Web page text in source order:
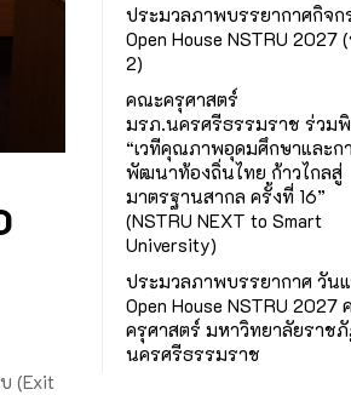
(Exit
ประมวลภาพบรรยากาศกิจก
Open House NSTRU 2027
2)
คณะครุศาสตร์
มรภ.นครศรีธรรมราช ร่วมพิ
“เวทีคุณภาพอุดมศึกษาและก
พัฒนาท้องถิ่นไทย ก้าวไกลสู่
มาตรฐานสากล ครั้งที่ 16”
(NSTRU NEXT to Smart
University)
ประมวลภาพบรรยากาศ วัน
Open House NSTRU 2027
ครุศาสตร์ มหาวิทยาลัยราช
นครศรีธรรมราช